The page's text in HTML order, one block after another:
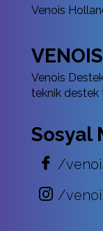
Venois
Venois
teknik destek
Sosyal
/
/